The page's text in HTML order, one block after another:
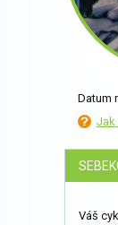
Datum
Jak
Váš